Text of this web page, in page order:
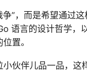
”，而是希望通过
语言的设计哲学，
置。
伙伴儿品一品，这